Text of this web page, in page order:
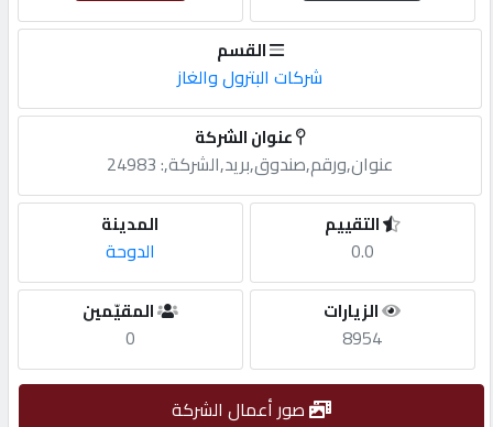
English
أضف
طلب
القسم
شركات البترول والغاز
عنوان الشركة
عنوان,ورقم,صندوق,بريد,الشركة,: 24983
المدينة
الدوحة
التقييم
0.0
المقيّمين
0
الزيارات
8954
صور أعمال الشركة